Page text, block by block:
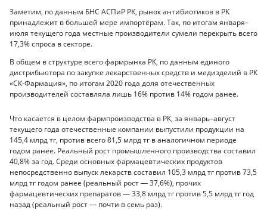
Заметим, по данным БНС АСПиР РК, рынок антибиотиков в РК
принадлежит в большей мере импортёрам. Так, по итогам января–
июля текущего года местные производители сумели перекрыть всего
17,3% спроса в секторе.
В общем в структуре всего фармрынка РК, по данным единого
дистрибьютора по закупке лекарственных средств и медизделий в РК
«СК-Фармация», по итогам 2020 года доля отечественных
производителей составляла лишь 16% против 14% годом ранее.
Что касается в целом фармпроизводства в РК, за январь–август
текущего года отечественные компании выпустили продукции на
145,4 млрд тг, против всего 81,5 млрд тг в аналогичном периоде
годом ранее. Реальный рост промышленного производства составил
40,8% за год. Среди основных фармацевтических продуктов
непосредственно выпуск лекарств составил 105,3 млрд тг против 73,5
млрд тг годом ранее (реальный рост — 37,6%), прочих
фармацевтических препаратов — 33,8 млрд тг против 5,5 млрд тг год
назад (реальный рост — почти в семь раз).